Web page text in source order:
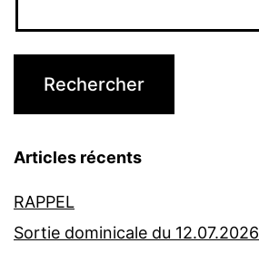
Articles récents
RAPPEL
Sortie dominicale du 12.07.2026